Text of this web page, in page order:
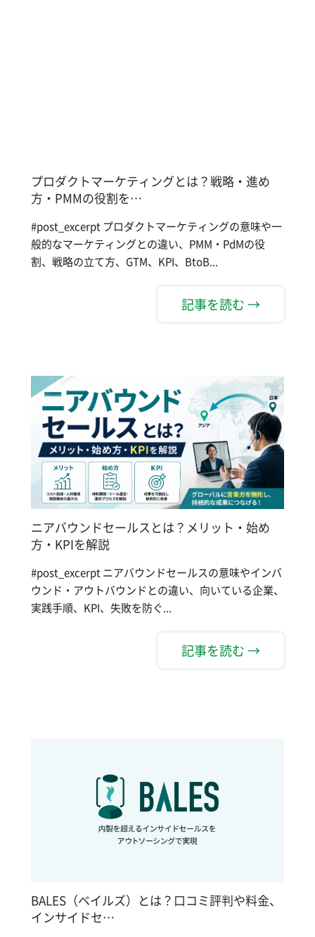
プロダクトマーケティングとは？戦略・進め
方・PMMの役割を…
#post_excerpt プロダクトマーケティングの意味や一
般的なマーケティングとの違い、PMM・PdMの役
割、戦略の立て方、GTM、KPI、BtoB...
記事を読む →
ニアバウンドセールスとは？メリット・始め
方・KPIを解説
#post_excerpt ニアバウンドセールスの意味やインバ
ウンド・アウトバウンドとの違い、向いている企業、
実践手順、KPI、失敗を防ぐ...
記事を読む →
BALES（ベイルズ）とは？口コミ評判や料金、
インサイドセ…